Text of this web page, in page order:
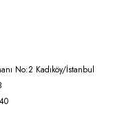
No:2 Kadıköy/İstanbul